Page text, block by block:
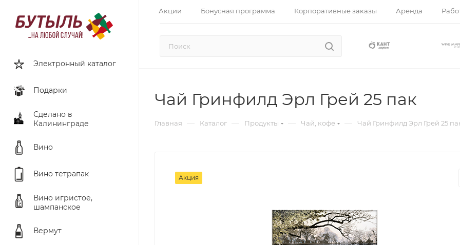
Акции Бонусная программа Корпоративные заказы Аренда
Электронный каталог
Подарки
Сделано в
Калининграде
Вино
Вино тетрапак
Вино игристое,
шампанское
Вермут
Чай Гринфилд Эрл Грей 25 пак
Главная — Каталог — Продукты — Чай, кофе — Чай Гринфилд Эрл Грей 25
Акция